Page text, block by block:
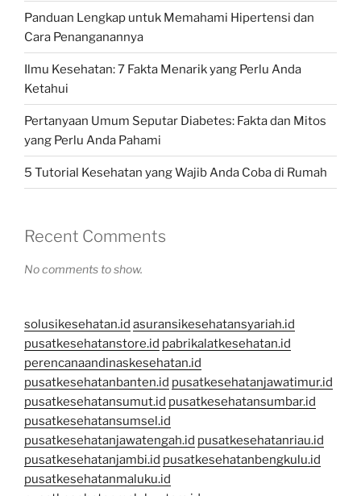
Panduan Lengkap untuk Memahami Hipertensi dan
Cara Penanganannya
Ilmu Kesehatan: 7 Fakta Menarik yang Perlu Anda
Ketahui
Pertanyaan Umum Seputar Diabetes: Fakta dan Mitos
yang Perlu Anda Pahami
5 Tutorial Kesehatan yang Wajib Anda Coba di Rumah
Recent Comments
No comments to show.
solusikesehatan.id asuransikesehatansyariah.id
pusatkesehatanstore.id pabrikalatkesehatan.id
perencanaandinaskesehatan.id
pusatkesehatanbanten.id pusatkesehatanjawatimur.id
pusatkesehatansumut.id pusatkesehatansumbar.id
pusatkesehatansumsel.id
pusatkesehatanjawatengah.id pusatkesehatanriau.id
pusatkesehatanjambi.id pusatkesehatanbengkulu.id
pusatkesehatanmaluku.id